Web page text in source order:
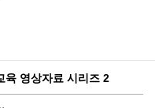
육 영상자료 시리즈 2